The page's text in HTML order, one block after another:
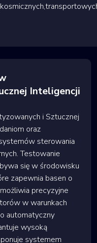
Inteligencji
i Sztucznej
oraz
sterowania
Testowanie
się w środowisku
zapewnia basen o
precyzyjne
w warunkach
automatyczny
wysoką
systemem